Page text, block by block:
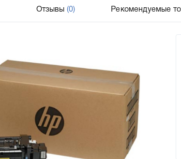
Отзывы (0) Рекомендуемые